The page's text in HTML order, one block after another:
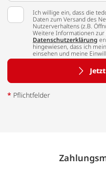
Ich willige ein, dass die
Daten zum Versand des
Nutzerverhaltens (z.B.
Weitere Informationen
Datenschutzerklärung
hingewiesen, dass ich
einsehen und meine
* Pflichtfelder